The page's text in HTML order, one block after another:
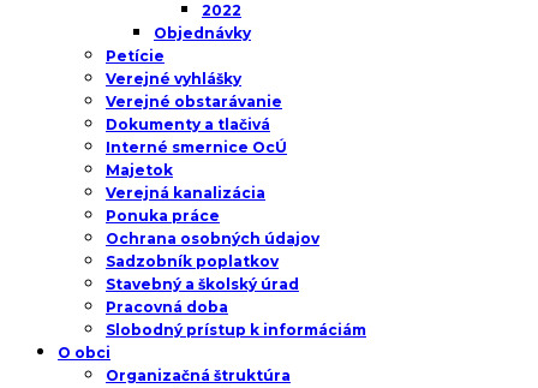
2022
Objednávky
Petície
Verejné vyhlášky
Verejné obstarávanie
Dokumenty a tlačivá
Interné smernice OcÚ
Majetok
Verejná kanalizácia
Ponuka práce
Ochrana osobných údajov
Sadzobník poplatkov
Stavebný a školský úrad
Pracovná doba
Slobodný prístup k informáciám
O obci
Organizačná štruktúra